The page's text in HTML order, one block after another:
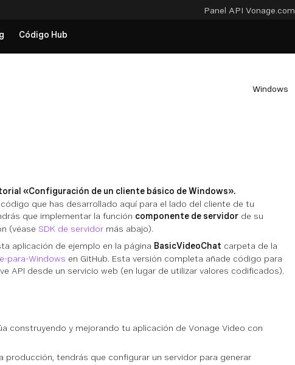
Panel API Vonage.com
Código Hub
Windows
«Configuración de un cliente básico de Windows».
que has desarrollado aquí para el lado del cliente de tu
que implementar la función componente de servidor de su
(véase SDK de servidor más abajo).
aplicación de ejemplo en la página BasicVideoChat carpeta de la
para-Windows en GitHub. Esta versión completa añade código para
API desde un servicio web (en lugar de utilizar valores codificados).
construyendo y mejorando tu aplicación de Vonage Video con
producción, tendrás que configurar un servidor para generar